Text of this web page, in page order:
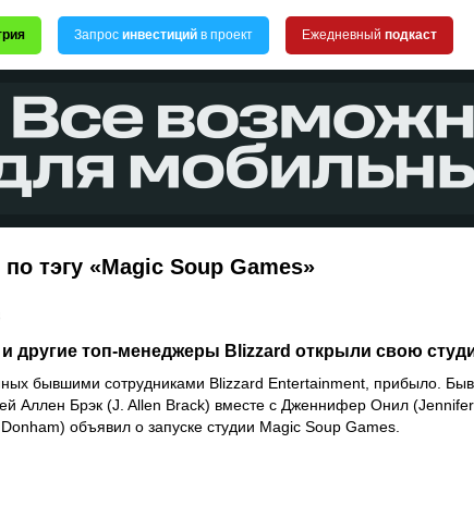
Запрос инвестиций в проект Ежедневный подкаст
тэгу «Magic Soup Games»
другие топ-менеджеры Blizzard открыли свою
бывшими сотрудниками Blizzard Entertainment , прибыло.
Аллен Брэк (J. Allen Brack) вместе с Дженнифер Онил
объявил о запуске студии Magic Soup Games